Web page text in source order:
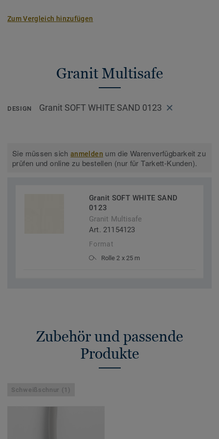
Zum Vergleich hinzufügen
Granit Multisafe
DESIGN Granit SOFT WHITE SAND 0123
Sie müssen sichanmelden um die Warenverfügbarkeit zu
prüfen und online zu bestellen (nur für Tarkett-Kunden).
Granit SOFT WHITE SAND
0123
Granit Multisafe
Art. 21154123
Format
Rolle 2 x 25 m
Zubehör und passende
Produkte
Schweißschnur (1)